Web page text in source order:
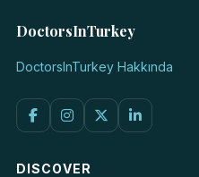
DoctorsInTurkey
DoctorsInTurkey Hakkında
DISCOVER